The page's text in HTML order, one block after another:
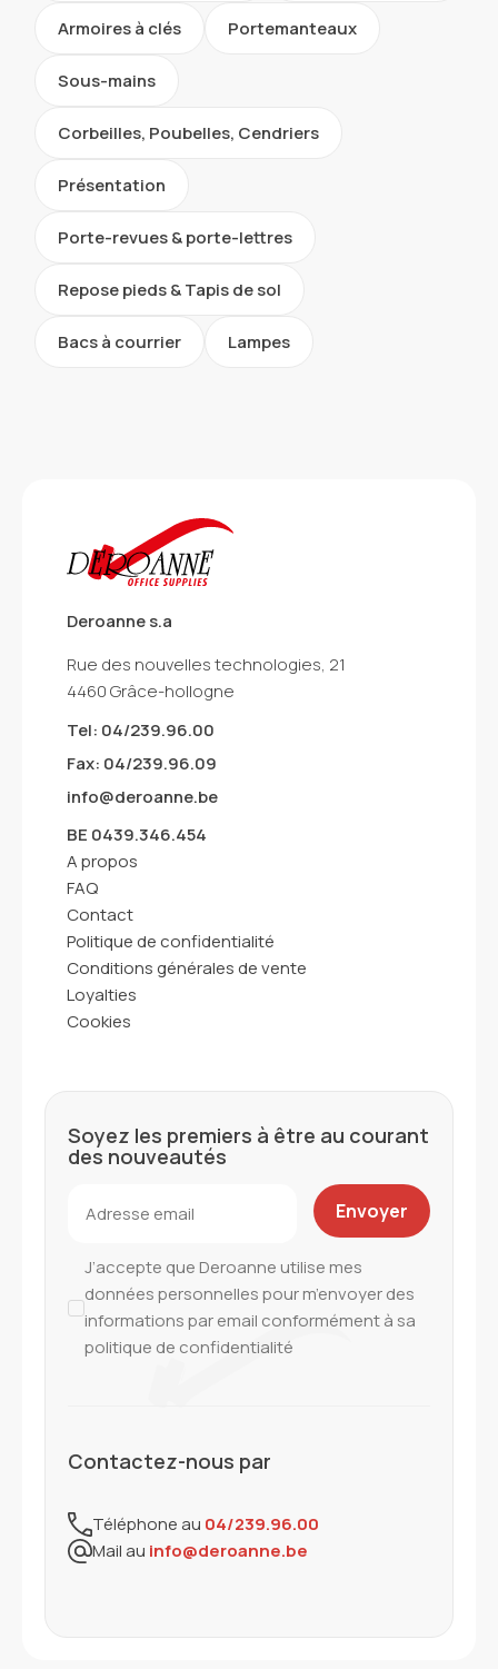
Armoires à clés Portemanteaux
Sous-mains
Corbeilles, Poubelles, Cendriers
Présentation
Porte-revues & porte-lettres
Repose pieds & Tapis de sol
Bacs à courrier Lampes
Deroanne s.a
Rue des nouvelles technologies, 21
4460 Grâce-hollogne
Tel: 04/239.96.00
Fax: 04/239.96.09
info@deroanne.be
BE 0439.346.454
A propos
FAQ
Contact
Politique de confidentialité
Conditions générales de vente
Loyalties
Cookies
Soyez les premiers à être au courant
des nouveautés
J’accepte que Deroanne utilise mes
données personnelles pour m’envoyer des
informations par email conformément à sa
politique de confidentialité
Contactez-nous par
Téléphone au 04/239.96.00
Mail au info@deroanne.be